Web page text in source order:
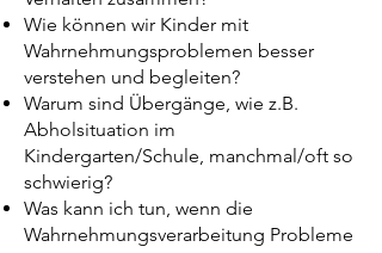
Wie können wir Kinder mit
Wahrnehmungsproblemen besser
verstehen und begleiten?
Warum sind Übergänge, wie z.B.
Abholsituation im
Kindergarten/Schule, manchmal/oft so
schwierig?
Was kann ich tun, wenn die
Wahrnehmungsverarbeitung Probleme